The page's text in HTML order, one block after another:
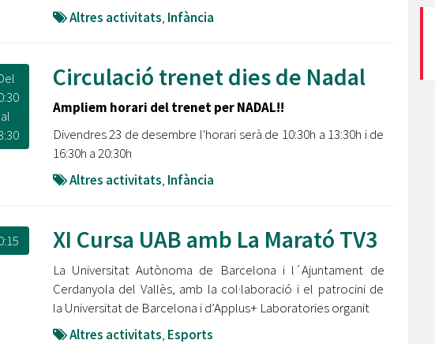
Altres activitats, Infància
al
Circulació trenet dies de Nadal
Ampliem horari del trenet per NADAL!!
Divendres 23 de desembre l'horari serà de 10:30h a 13:30h i de
16:30h a 20:30h
Altres activitats, Infància
XI Cursa UAB amb La Marató TV3
La Universitat Autònoma de Barcelona i l´Ajuntament de
Cerdanyola del Vallès, amb la col·laboració i el patrocini de
la Universitat de Barcelona i d’Applus+ Laboratories organit
Altres activitats, Esports